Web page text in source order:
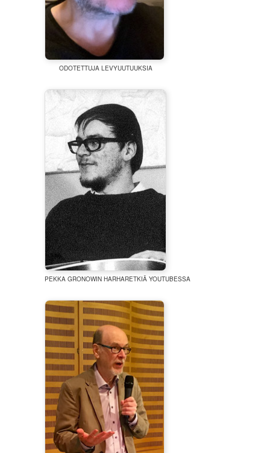
ODOTETTUJA LEVYUUTUUKSIA
PEKKA GRONOWIN HARHARETKIÄ YOUTUBESSA